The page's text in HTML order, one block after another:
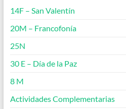
14F – San Valentín
20M – Francofonía
25N
30 E – Día de la Paz
8 M
Actividades Complementarias